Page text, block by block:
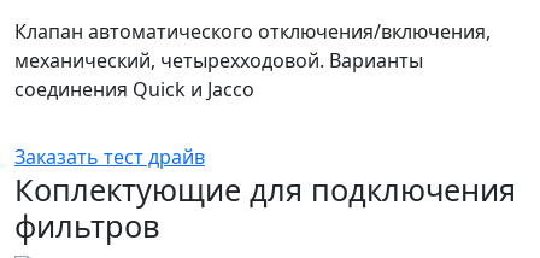
Клапан автоматического отключения/включения,
механический, четырехходовой. Варианты
соединения Quick и Jacco
Заказать тест драйв
Коплектующие для подключения
фильтров